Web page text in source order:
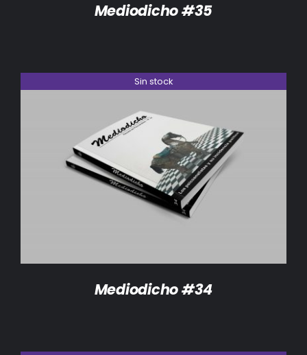
Mediodicho #35
Sin stock
DETALLES
Mediodicho #34